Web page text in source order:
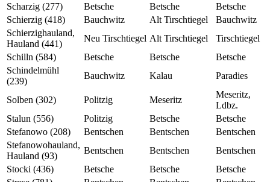
Scharzig (277)
Betsche Betsche
Betsche
Schierzig (418)
Bauchwitz Alt Tirschtiegel
Bauchwitz
Schierzighauland,
Hauland (441)
Neu Tirschtiegel Alt Tirschtiegel
Tirschtiegel
Schilln (584)
Betsche Betsche
Betsche
Schindelmühl
(239)
Bauchwitz Kalau Paradies
Solben (302) Politzig Meseritz
Meseritz,
Ldbz.
Stalun (556)
Politzig Betsche
Betsche
Stefanowo (208)
Bentschen Bentschen
Bentschen
Stefanowohauland,
Hauland (93)
Bentschen Bentschen
Bentschen
Stocki (436)
Betsche Betsche
Betsche